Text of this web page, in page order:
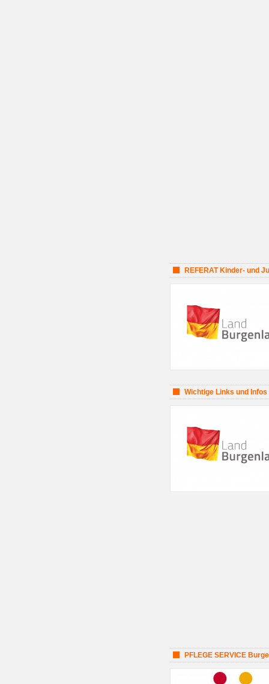
REFERAT Kinder- und
Wichtige Links und Infos
PFLEGE SERVICE